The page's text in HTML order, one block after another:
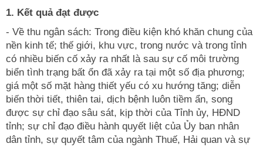
1. Kết quả đạt được
- Về thu ngân sách: Trong điều kiện khó khăn chung của
nền kinh tế; thế giới, khu vực, trong nước và trong tỉnh
có nhiều biến cố xảy ra nhất là sau sự cố môi trường
biển tình trạng bất ổn đã xảy ra tại một số địa phương;
giá một số mặt hàng thiết yếu có xu hướng tăng; diễn
biến thời tiết, thiên tai, dịch bệnh luôn tiềm ẩn, song
được sự chỉ đạo sâu sát, kịp thời của Tỉnh ủy, HĐND
tỉnh; sự chỉ đạo điều hành quyết liệt của Ủy ban nhân
dân tỉnh, sự quyết tâm của ngành Thuế, Hải quan và sự